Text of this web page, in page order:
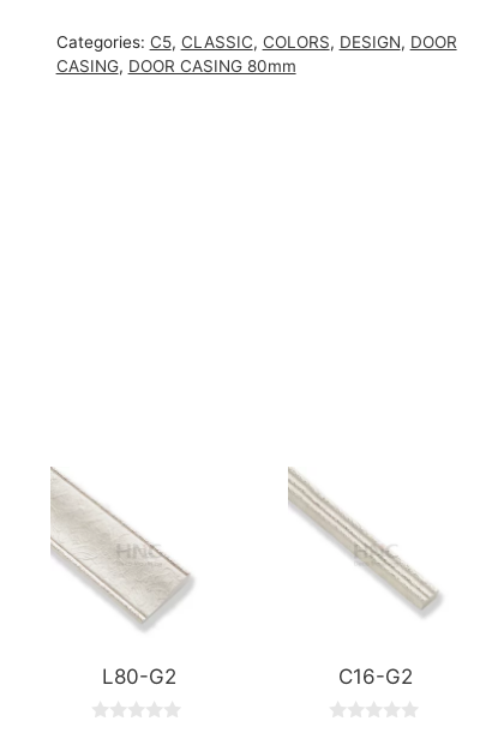
Categories: C5, CLASSIC, COLORS, DESIGN, DOOR
CASING, DOOR CASING 80mm
L80-G2 C16-G2